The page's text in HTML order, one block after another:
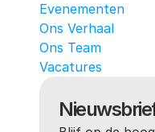
Evenementen
Ons Verhaal
Ons Team
Vacatures